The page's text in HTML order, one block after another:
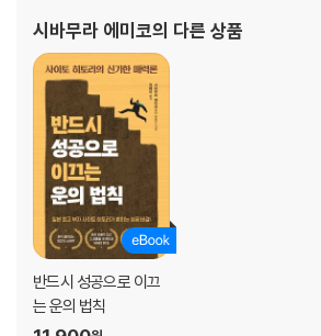
미코는 전국 86위라는 쾌거를 달성했다. 현재
시바무라 에미코의 다른 상품
반드시 성공으로 이끄
는 운의 법칙